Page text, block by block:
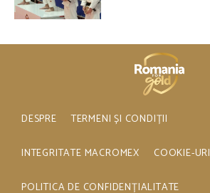
DESPRE TERMENI ȘI CONDIȚII
INTEGRITATE MACROMEX COOKIE-URI
POLITICA DE CONFIDENȚIALITATE